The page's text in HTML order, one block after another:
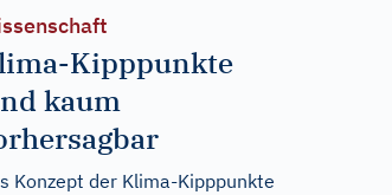
Kipppunkte
kaum
Konzept der Klima-Kipppunkte